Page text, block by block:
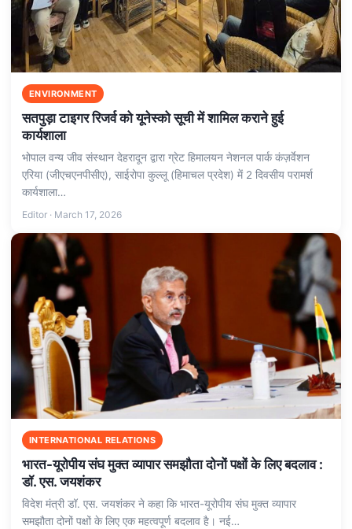
ENVIRONMENT
सतपुड़ा टाइगर रिजर्व को यूनेस्को सूची में शामिल कराने हुई
कार्यशाला
भोपाल वन्य जीव संस्थान देहरादून द्वारा ग्रेट हिमालयन नेशनल पार्क कंज़र्वेशन
एरिया (जीएचएनपीसीए), साईरोपा कुल्लू (हिमाचल प्रदेश) में 2 दिवसीय परामर्श
कार्यशाला…
Editor · March 17, 2026
INTERNATIONAL RELATIONS
भारत-यूरोपीय संघ मुक्त व्यापार समझौता दोनों पक्षों के लिए बदलाव :
डॉ. एस. जयशंकर
विदेश मंत्री डॉ. एस. जयशंकर ने कहा कि भारत-यूरोपीय संघ मुक्त व्यापार
समझौता दोनों पक्षों के लिए एक महत्वपूर्ण बदलाव है। नई…